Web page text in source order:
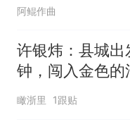
阿鲲作曲
许银炜：县城出
钟，闯入金色的
海，拍照绝美
台山安科大片
瞰浙里 1跟贴